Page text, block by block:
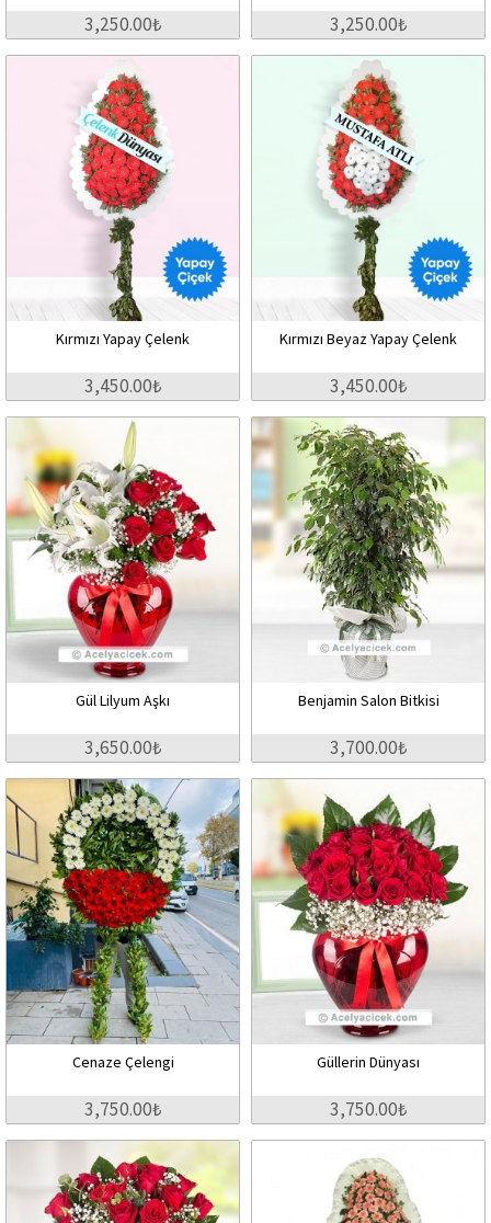
3,250.00₺ 3,250.00₺
Kırmızı Yapay Çelenk
3,450.00₺
Kırmızı Beyaz Yapay Çelenk
3,450.00₺
Gül Lilyum Aşkı
3,650.00₺
Benjamin Salon Bitkisi
3,700.00₺
Cenaze Çelengi
3,750.00₺
Güllerin Dünyası
3,750.00₺